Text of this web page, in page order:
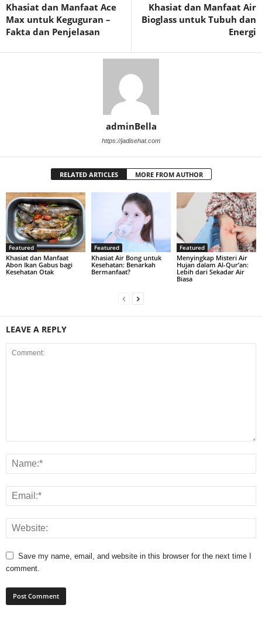
Khasiat dan Manfaat Ace
Max untuk Keguguran –
Fakta dan Penjelasan
Khasiat dan Manfaat Air
Bioglass untuk Tubuh dan
Energi
adminBella
https://jadisehat.com
RELATED ARTICLES MORE FROM AUTHOR
Featured
Khasiat dan Manfaat
Abon Ikan Gabus bagi
Kesehatan Otak
Featured
Khasiat Air Bong untuk
Kesehatan: Benarkah
Bermanfaat?
Featured
Menyingkap Misteri Air
Hujan dalam Al-Qur’an:
Lebih dari Sekadar Air
Biasa
LEAVE A REPLY
Save my name, email, and website in this browser for the next time I
comment.